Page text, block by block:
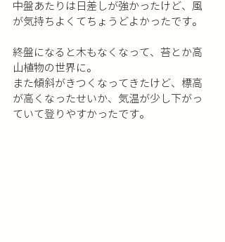
中盤あたりは日差しが強かったけど、風
が気持ちよくてちょうどよかったです。
終盤になると木もなくなって、苔とか高
山植物の世界に。
また傾斜がきつくなってきたけど、標高
が高くなったせいか、気温が少し下がっ
ていて登りやすかったです。